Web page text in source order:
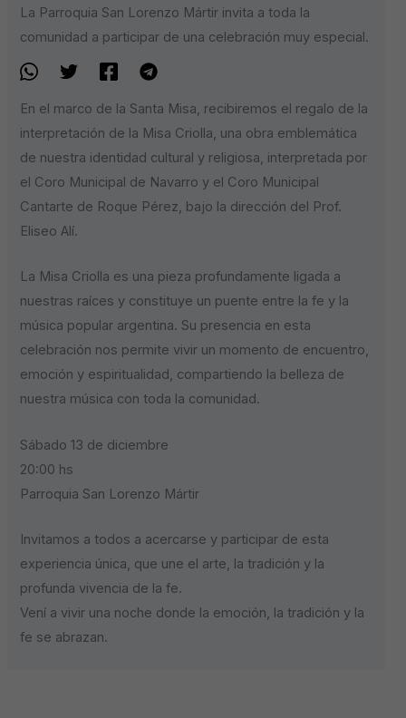
La Parroquia San Lorenzo Mártir invita a toda la
comunidad a participar de una celebración muy especial.
En el marco de la Santa Misa, recibiremos el regalo de la
interpretación de la Misa Criolla, una obra emblemática
de nuestra identidad cultural y religiosa, interpretada por
el Coro Municipal de Navarro y el Coro Municipal
Cantarte de Roque Pérez, bajo la dirección del Prof.
Eliseo Alí.
La Misa Criolla es una pieza profundamente ligada a
nuestras raíces y constituye un puente entre la fe y la
música popular argentina. Su presencia en esta
celebración nos permite vivir un momento de encuentro,
emoción y espiritualidad, compartiendo la belleza de
nuestra música con toda la comunidad.
Sábado 13 de diciembre
20:00 hs
Parroquia San Lorenzo Mártir
Invitamos a todos a acercarse y participar de esta
experiencia única, que une el arte, la tradición y la
profunda vivencia de la fe.
Vení a vivir una noche donde la emoción, la tradición y la
fe se abrazan.